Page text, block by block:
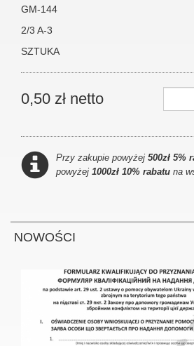
GM-144
2/3 A-3
SZTUKA
0,50 zł netto
Przy zakupie powyżej 500zł 5%
powyżej 1000zł 10% rabatu na
NOWOŚCI